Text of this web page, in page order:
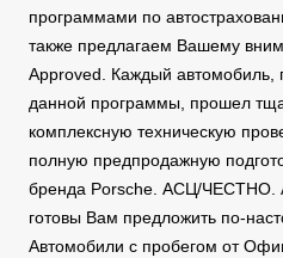
программами по
также предлагаем Вашему
Approved. Каждый автомобиль,
данной программы, прошел
комплексную техническую
полную предпродажную
бренда Porsche. АСЦ/ЧЕСТНО.
готовы Вам предложить по-
Автомобили с пробегом от